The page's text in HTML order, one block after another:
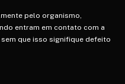
pelo organismo,
entram em contato com a
que isso signifique defeito